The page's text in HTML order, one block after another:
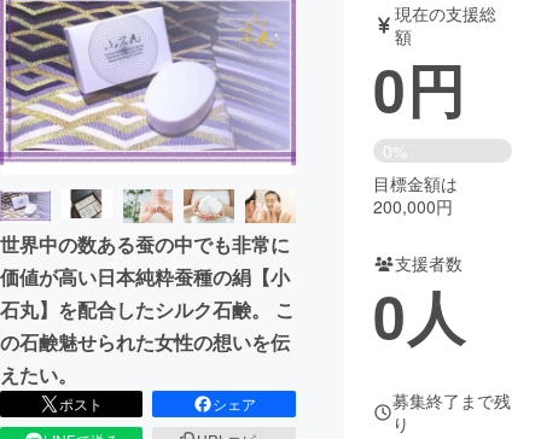
テクノロジー・ガジェット
映像・映画 書籍・雑誌
ビジネス・起業 チャレンジ
まちづくり・地域活性化
CAMPFIRE for Social Good
CAMPFIRE Creation
CAMPFIREふるさと納税machi-ya コミュニティ
世界中の数ある蚕の中でも非常に
価値が高い日本純粋蚕種の絹【小
石丸】を配合したシルク石鹸。 こ
の石鹸魅せられた女性の想いを伝
えたい。
ポスト
シェア
現在の支援総
額
0円
0%
目標金額は
200,000円
支援者数
0人
募集終了まで残
り